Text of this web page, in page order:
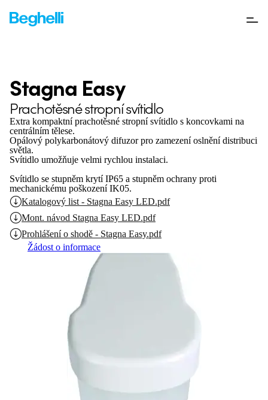
Stagna Easy
Prachotěsné stropní svítidlo
Extra kompaktní prachotěsné stropní svítidlo s koncovkami na
centrálním tělese.
Opálový polykarbonátový difuzor pro zamezení oslnění distribuci
světla.
Svítidlo umožňuje velmi rychlou instalaci.
Svítidlo se stupněm krytí IP65 a stupněm ochrany proti
mechanickému poškození IK05.
Katalogový list - Stagna Easy LED.pdf
Mont. návod Stagna Easy LED.pdf
Prohlášení o shodě - Stagna Easy.pdf
Žádost o informace